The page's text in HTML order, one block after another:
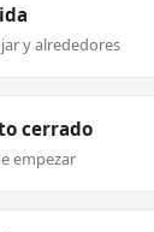
y alrededores
cerrado
empezar